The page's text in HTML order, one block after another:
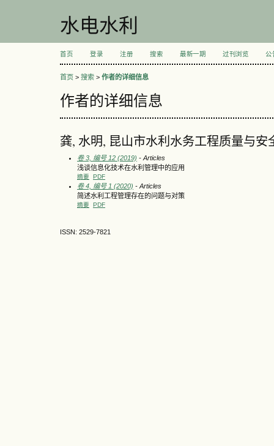
水电水利
首页 登录 注册 搜索 最新一期 过刊浏览 公
首页 > 搜索 > 作者的详细信息
作者的详细信息
龚, 水明, 昆山市水利水务工程质量与安
卷 3, 编号 12 (2019) - Articles
浅谈信息化技术在水利管理中的应用
摘要 PDF
卷 4, 编号 1 (2020) - Articles
简述水利工程管理存在的问题与对策
摘要 PDF
ISSN: 2529-7821